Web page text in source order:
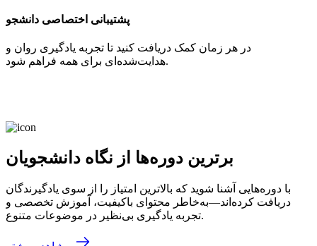
پشتیبانی اختصاصی دانشجو
در هر زمان کمک دریافت کنید تا تجربه یادگیری روان و
هدایت‌شده‌ای برای همه فراهم شود.
برترین دوره‌ها از نگاه دانشجویان
با دوره‌هایی آشنا شوید که بالاترین امتیاز را از سوی یادگیرندگان
دریافت کرده‌اند—به‌خاطر محتوای باکیفیت، آموزش تخصصی و
تجربه یادگیری بی‌نظیر در موضوعات متنوع.